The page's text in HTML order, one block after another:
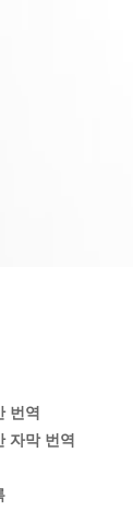
번역
자막 번역